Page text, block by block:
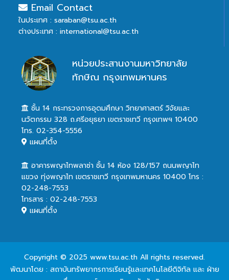
Email Contact
ในประเทศ : saraban@tsu.ac.th
ต่างประเทศ : international@tsu.ac.th
หน่วยประสานงานมหาวิทยาลัย
ทักษิณ กรุงเทพมหานคร
ชั้น 14 กระทรวงการอุดมศึกษา วิทยาศาสตร์ วิจัยและ
นวัตกรรม 328 ถ.ศรีอยุธยา เขตราชเทวี กรุงเทพฯ 10400
โทร. 02-354-5556
แผนที่ตั้ง
อาคารพญาไทพลาซ่า ชั้น 14 ห้อง 128/157 ถนนพญาไท
แขวง ทุ่งพญาไท เขตราชเทวี กรุงเทพมหานคร 10400 โทร :
02-248-7553
โทรสาร : 02-248-7553
แผนที่ตั้ง
Copyright © 2025 www.tsu.ac.th All rights reserved.
พัฒนาโดย : สถาบันทรัพยากรการเรียนรู้และเทคโนโลยีดิจิทัล และ ฝ่าย